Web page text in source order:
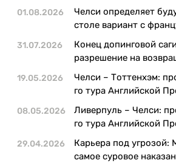
01.08.2026
Челси определяет
столе вариант с
31.07.2026
Конец допинговой
разрешение на
19.05.2026
Челси – Тоттенхэм:
го тура Английской
08.05.2026
Ливерпуль – Челси:
го тура Английской
29.04.2026
Карьера под угрозой:
самое суровое